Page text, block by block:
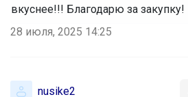
вкуснее!!! Благодарю за закупку!
28 июля, 2025 14:25
nusike2